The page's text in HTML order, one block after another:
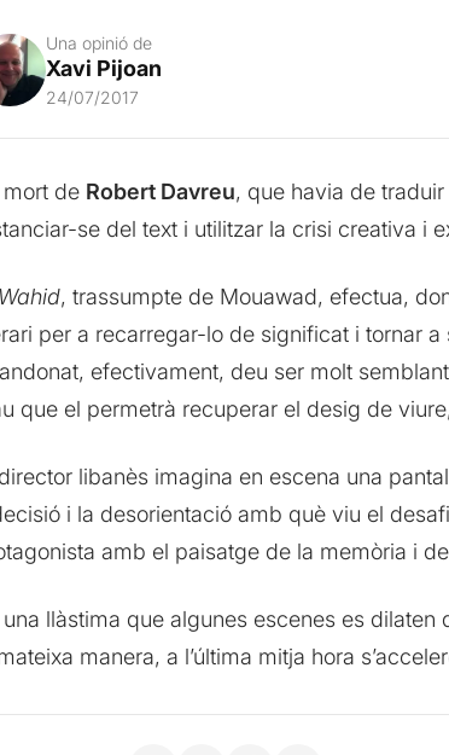
Una opinió de
Xavi Pijoan
24/07/2017
mort de Robert Davreu, que havia de traduir
se del text i utilitzar la crisi creativa i
Wahid, trassumpte de Mouawad, efectua,
per a recarregar-lo de significat i tornar
efectivament, deu ser molt
que el permetrà recuperar el desig de
libanès imagina en escena una
i la desorientació amb què viu el
amb el paisatge de la memòria i
una llàstima que algunes escenes es dilaten
manera, a l’última mitja hora